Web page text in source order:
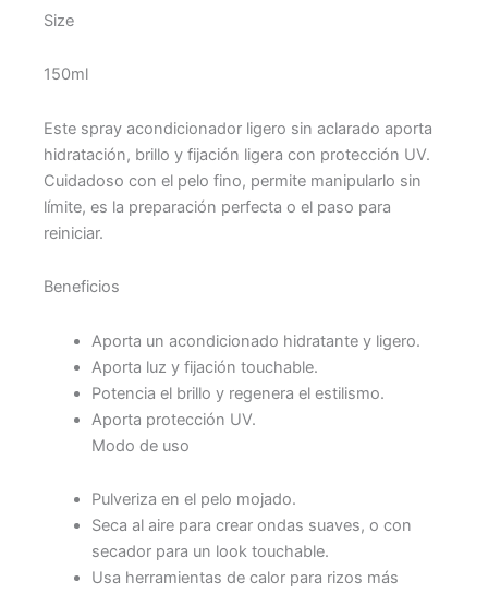
Size
150ml
Este spray acondicionador ligero sin aclarado aporta
hidratación, brillo y fijación ligera con protección UV.
Cuidadoso con el pelo fino, permite manipularlo sin
límite, es la preparación perfecta o el paso para
reiniciar.
Beneficios
Aporta un acondicionado hidratante y ligero.
Aporta luz y fijación touchable.
Potencia el brillo y regenera el estilismo.
Aporta protección UV.
Modo de uso
Pulveriza en el pelo mojado.
Seca al aire para crear ondas suaves, o con
secador para un look touchable.
Usa herramientas de calor para rizos más